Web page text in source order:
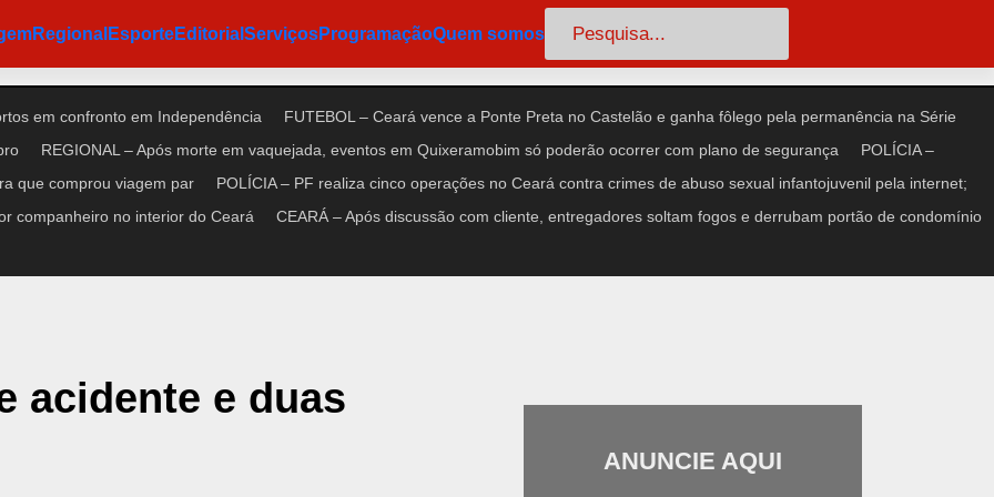
Regional EsporteEditorial ServiçosProgramaçãoQuem somos Pesquisar
em confronto em Independência
FUTEBOL – Ceará vence a Ponte Preta no Castelão e ganha fôlego pela permanência na Série
REGIONAL – Após morte em vaquejada, eventos em Quixeramobim só poderão ocorrer com plano de segurança
POLÍCIA –
que comprou viagem par
POLÍCIA – PF realiza cinco operações no Ceará contra crimes de abuso sexual infantojuvenil pela internet;
companheiro no interior do Ceará
CEARÁ – Após discussão com cliente, entregadores soltam fogos e derrubam portão de condomínio
acidente e duas
ANUNCIE AQUI